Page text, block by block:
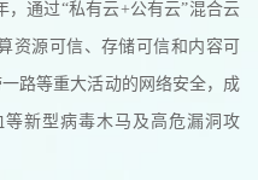
，通过“私有云+公有云”混合云
资源可信、存储可信和内容可
路等重大活动的网络安全，成
新型病毒木马及高危漏洞攻